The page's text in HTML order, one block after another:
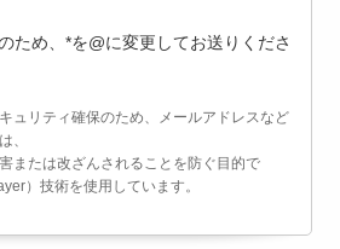
ため、*を@に変更してお送りくださ
ュリティ確保のため、メールアドレスなど
、
または改ざんされることを防ぐ目的で
）技術を使用しています。